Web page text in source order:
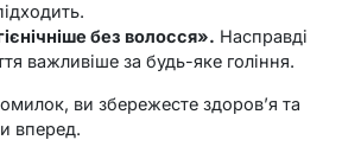
без волосся». Насправді
важливіше за будь-яке гоління.
ви збережесте здоров’я та
вперед.